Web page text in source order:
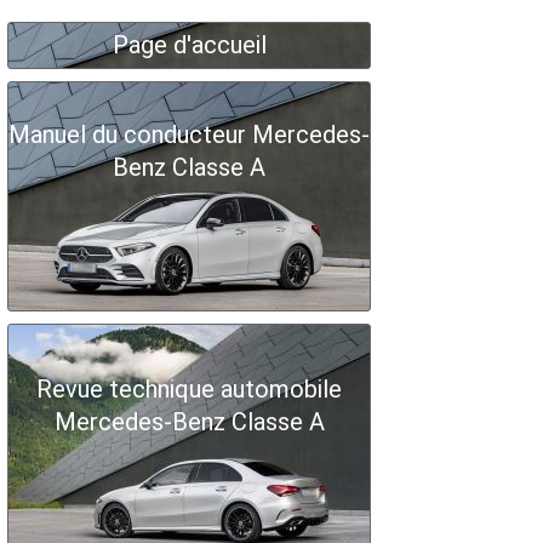
Page d'accueil
Manuel du conducteur Mercedes-
Benz Classe A
Revue technique automobile
Mercedes-Benz Classe A